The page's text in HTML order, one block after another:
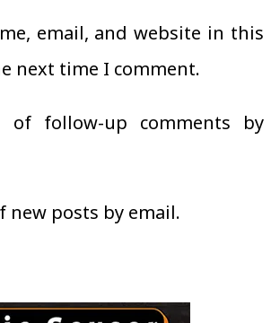
email, and website in this
next time I comment.
of follow-up comments by
new posts by email.